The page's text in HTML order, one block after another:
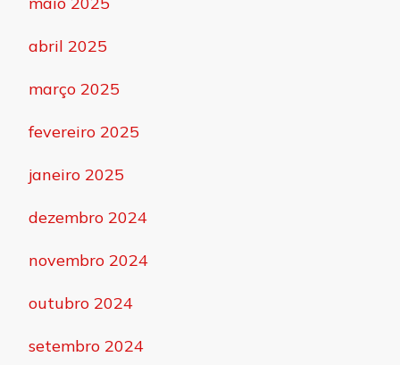
abril 2025
março 2025
fevereiro 2025
janeiro 2025
dezembro 2024
novembro 2024
outubro 2024
setembro 2024